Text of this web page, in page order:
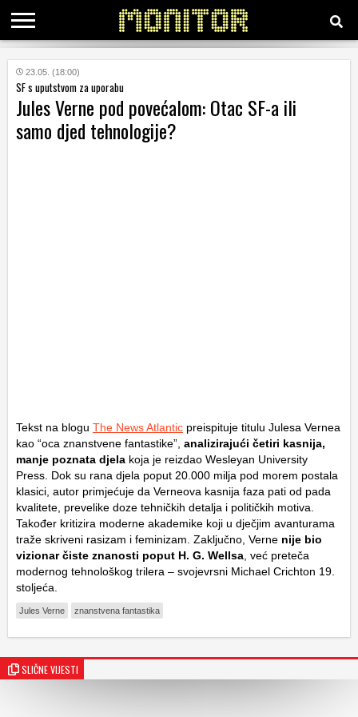
KATEGORIJE
HRVATSKI
WEB
23.05. (18:00)
SF s uputstvom za uporabu
Jules Verne pod povećalom: Otac SF-a ili
samo djed tehnologije?
Tekst na blogu The News Atlantic preispituje titulu Julesa Vernea
kao “oca znanstvene fantastike”, analizirajući četiri kasnija,
manje poznata djela koja je reizdao Wesleyan University
Press. Dok su rana djela poput 20.000 milja pod morem postala
klasici, autor primjećuje da Verneova kasnija faza pati od pada
kvalitete, prevelike doze tehničkih detalja i političkih motiva.
Također kritizira moderne akademike koji u dječjim avanturama
traže skriveni rasizam i feminizam. Zaključno, Verne nije bio
vizionar čiste znanosti poput H. G. Wellsa , već preteča
modernog tehnološkog trilera – svojevrsni Michael Crichton 19.
stoljeća.
Jules Verne znanstvena fantastika
SLIČNE VIJESTI